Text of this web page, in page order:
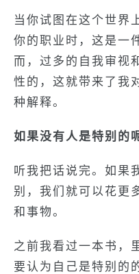
当你试图在这个世界
你的职业时，这是一
而，过多的自我审视
性的，这就带来了我
种解释。
如果没有人是特别的
听我把话说完。如果
别，我们就可以花更
和事物。
之前我看过一本书，
要认为自己是特别的